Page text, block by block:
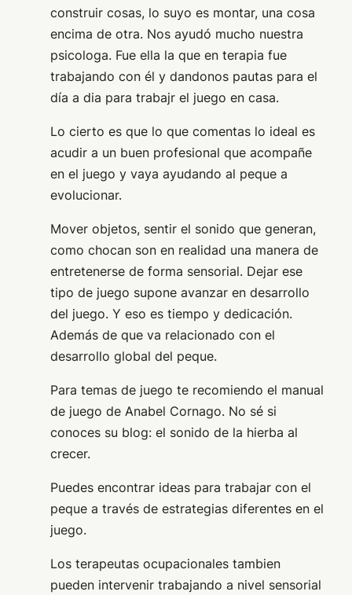
construir cosas, lo suyo es montar, una cosa
encima de otra. Nos ayudó mucho nuestra
psicologa. Fue ella la que en terapia fue
trabajando con él y dandonos pautas para el
día a dia para trabajr el juego en casa.
Lo cierto es que lo que comentas lo ideal es
acudir a un buen profesional que acompañe
en el juego y vaya ayudando al peque a
evolucionar.
Mover objetos, sentir el sonido que generan,
como chocan son en realidad una manera de
entretenerse de forma sensorial. Dejar ese
tipo de juego supone avanzar en desarrollo
del juego. Y eso es tiempo y dedicación.
Además de que va relacionado con el
desarrollo global del peque.
Para temas de juego te recomiendo el manual
de juego de Anabel Cornago. No sé si
conoces su blog: el sonido de la hierba al
crecer.
Puedes encontrar ideas para trabajar con el
peque a través de estrategias diferentes en el
juego.
Los terapeutas ocupacionales tambien
pueden intervenir trabajando a nivel sensorial